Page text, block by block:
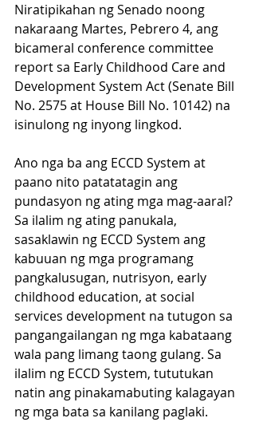
Niratipikahan ng Senado noong
nakaraang Martes, Pebrero 4, ang
bicameral conference committee
report sa Early Childhood Care and
Development System Act (Senate Bill
No. 2575 at House Bill No. 10142) na
isinulong ng inyong lingkod.
Ano nga ba ang ECCD System at
paano nito patatatagin ang
pundasyon ng ating mga mag-aaral?
Sa ilalim ng ating panukala,
sasaklawin ng ECCD System ang
kabuuan ng mga programang
pangkalusugan, nutrisyon, early
childhood education, at social
services development na tutugon sa
pangangailangan ng mga kabataang
wala pang limang taong gulang. Sa
ilalim ng ECCD System, tututukan
natin ang pinakamabuting kalagayan
ng mga bata sa kanilang paglaki.